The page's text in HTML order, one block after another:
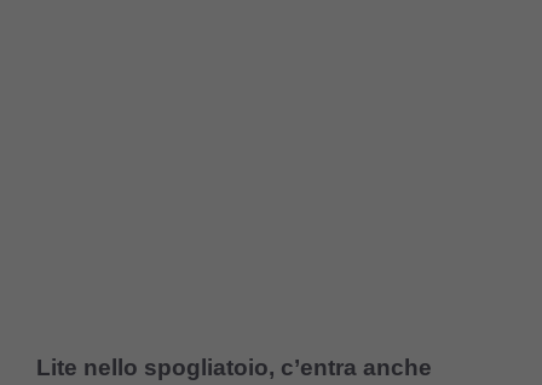
Lite nello spogliatoio, c’entra anche